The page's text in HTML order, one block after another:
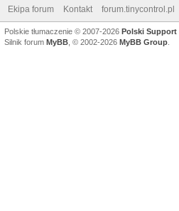
Ekipa forum Kontakt forum.tinycontrol.pl
Polskie tłumaczenie © 2007-2026 Polski Support
Silnik forum MyBB , © 2002-2026 MyBB Group